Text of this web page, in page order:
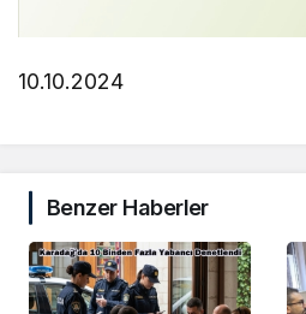
10.10.2024
Benzer Haberler